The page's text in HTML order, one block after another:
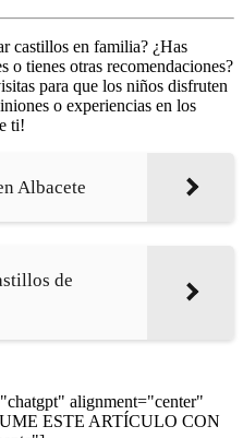
castillos en familia? ¿Has
o tienes otras recomendaciones?
para que los niños disfruten
o experiencias en los
ti!
Albacete
de
alignment="center"
ESTE ARTÍCULO CON